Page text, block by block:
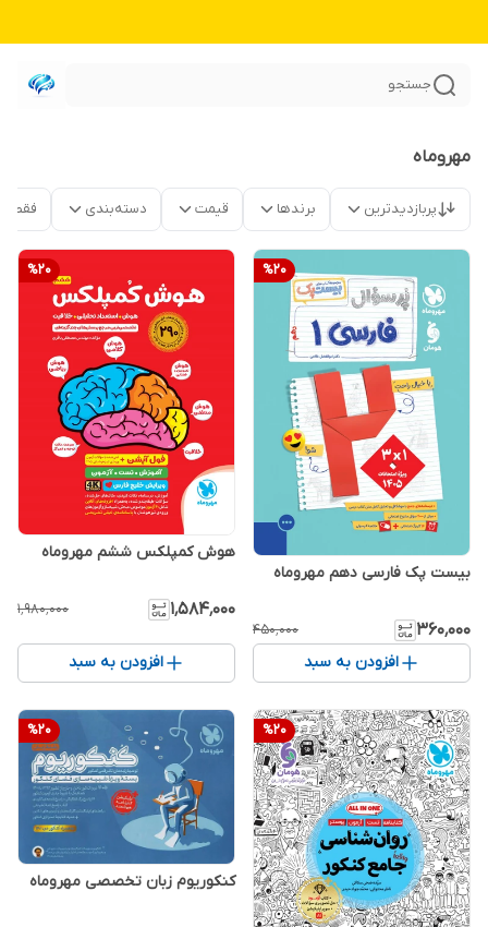
جستجو
مهروماه
پربازدیدترین برندها قیمت دسته‌بندی فقط
%20
بیست پک فارسی دهم مهروماه
۳۶۰٬۰۰۰ ۴۵۰٬۰۰۰
افزودن به سبد
%20
هوش کمپلکس ششم مهروماه
۱٬۵۸۴٬۰۰۰ ۱٬۹۸۰٬۰۰۰
افزودن به سبد
%20
%20
کنکوریوم زبان تخصصی مهروماه